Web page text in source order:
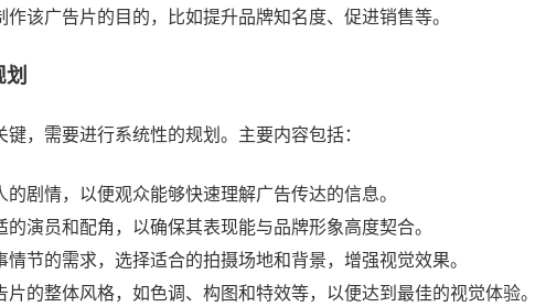
作该广告片的目的，比如提升品牌知名度、促进销售等。
，需要进行系统性的规划。主要内容包括：
的剧情，以便观众能够快速理解广告传达的信息。
的演员和配角，以确保其表现能与品牌形象高度契合。
情节的需求，选择适合的拍摄场地和背景，增强视觉效果。
片的整体风格，如色调、构图和特效等，以便达到最佳的视觉体验。